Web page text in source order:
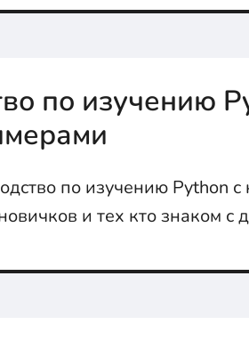
по изучению
по изучению Python с
и тех кто знаком с